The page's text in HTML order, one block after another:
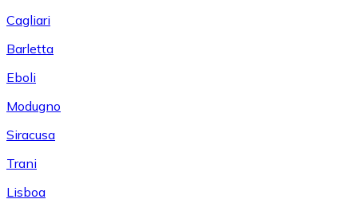
Cagliari
Barletta
Eboli
Modugno
Siracusa
Trani
Lisboa